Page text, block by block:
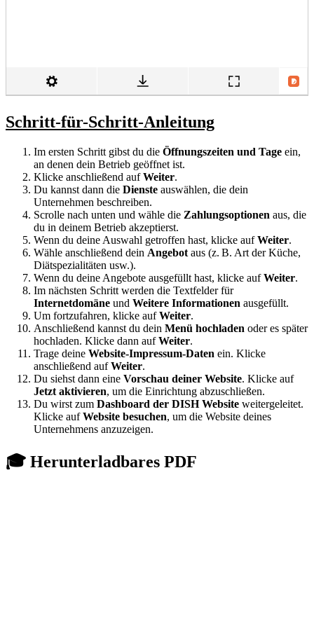
Schritt-für-Schritt-Anleitung
Im ersten Schritt gibst du die Öffnungszeiten und Tage ein,
an denen dein Betrieb geöffnet ist.
Klicke anschließend aufWeiter.
Du kannst dann die Dienste auswählen, die dein
Unternehmen beschreiben.
Scrolle nach unten und wähle die Zahlungsoptionen aus, die
du in deinem Betrieb akzeptierst.
Wenn du deine Auswahl getroffen hast, klicke aufWeiter.
Wähle anschließend dein Angebot aus (z. B. Art der Küche,
Diätspezialitäten usw.).
Wenn du deine Angebote ausgefüllt hast, klicke aufWeiter.
Im nächsten Schritt werden die Textfelder für
Internetdomäne und Weitere Informationen ausgefüllt.
Um fortzufahren, klicke aufWeiter.
Anschließend kannst du dein Menü hochladen oder es später
hochladen. Klicke dann aufWeiter.
Trage deine Website-Impressum-Daten ein. Klicke
anschließend aufWeiter.
Du siehst dann eine Vorschau deiner Website. Klicke auf
Jetzt aktivieren, um die Einrichtung abzuschließen.
Du wirst zum Dashboard der DISH Website weitergeleitet.
Klicke aufWebsite besuchen, um die Website deines
Unternehmens anzuzeigen.
🎓 Herunterladbares PDF